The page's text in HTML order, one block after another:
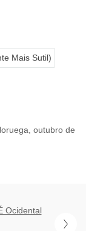
Mais Sutil)
outubro de
Ocidental